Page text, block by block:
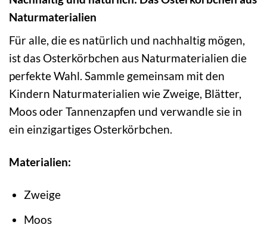
Naturmaterialien
Für alle, die es natürlich und nachhaltig mögen,
ist das Osterkörbchen aus Naturmaterialien die
perfekte Wahl. Sammle gemeinsam mit den
Kindern Naturmaterialien wie Zweige, Blätter,
Moos oder Tannenzapfen und verwandle sie in
ein einzigartiges Osterkörbchen.
Materialien:
Zweige
Moos